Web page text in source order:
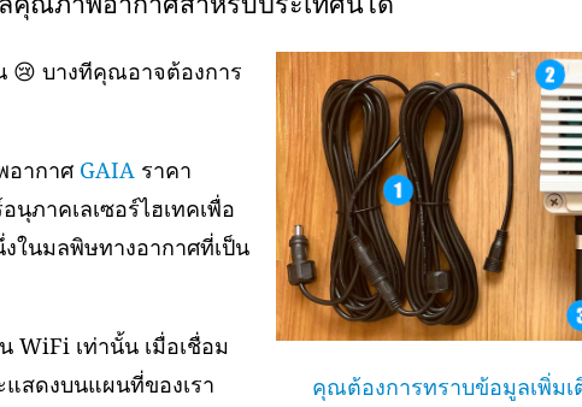
คุณต้องการทราบข้อมูลเพิ่ม
บางทีคุณอาจต้องการ
ากาศ GAIA ราคา
นุภาคเลเซอร์ไฮเทคเพื่อ
ในมลพิษทางอากาศที่เป็น
WiFi เท่านั้น เมื่อเชื่อม
สดงบนแผนที่ของเรา